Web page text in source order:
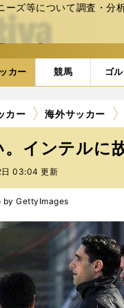
ーズ等について調査・
)
カー 競馬 ゴ
カー 海外サッカー
インテルに
日 03:04 更新
by GettyImages